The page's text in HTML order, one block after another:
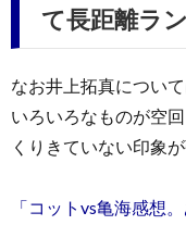
て長距離ラ
なお井上拓真につい
いろいろなものが空
くりきていない印象が
「コットvs亀海感想